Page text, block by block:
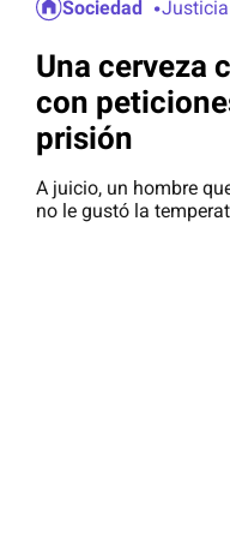
Sociedad Justicia
Una cerveza
con
prisión
A juicio, un hombre
no le gustó la